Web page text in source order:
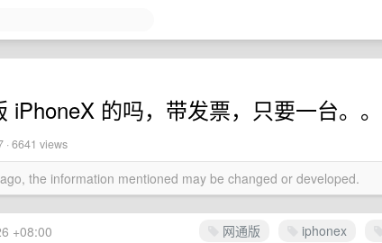
的吗，带发票，只要一台。。
· 6641 views
the information mentioned may be changed or developed.
网通版 iphonex
+08:00